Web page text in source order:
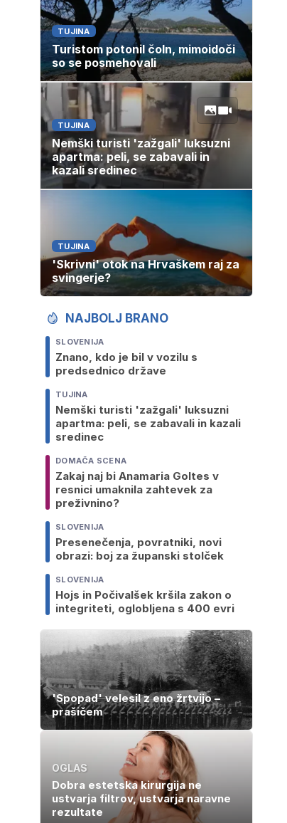
TUJINA
Turistom potonil čoln, mimoidoči
so se posmehovali
TUJINA
Nemški turisti 'zažgali' luksuzni
apartma: peli, se zabavali in
kazali sredinec
TUJINA
'Skrivni' otok na Hrvaškem raj za
svingerje?
NAJBOLJ BRANO
SLOVENIJA
Znano, kdo je bil v vozilu s
predsednico države
TUJINA
Nemški turisti 'zažgali' luksuzni
apartma: peli, se zabavali in kazali
sredinec
DOMAČA SCENA
Zakaj naj bi Anamaria Goltes v
resnici umaknila zahtevek za
preživnino?
SLOVENIJA
Presenečenja, povratniki, novi
obrazi: boj za županski stolček
SLOVENIJA
Hojs in Počivalšek kršila zakon o
integriteti, oglobljena s 400 evri
'Spopad' velesil z eno žrtvijo –
prašičem
OGLAS
Dobra estetska kirurgija ne
ustvarja filtrov, ustvarja naravne
rezultate